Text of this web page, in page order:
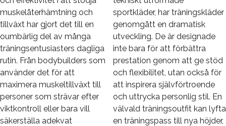
muskelåterhämtning och
tillväxt har gjort det till en
oumbärlig del av många
träningsentusiasters dagliga
rutin. Från bodybuilders som
använder det för att
maximera muskeltillväxt till
personer som strävar efter
viktkontroll eller bara vill
säkerställa adekvat
sportkläder, har träningskläder
genomgått en dramatisk
utveckling. De är designade
inte bara för att förbättra
prestation genom att ge stöd
och flexibilitet, utan också för
att inspirera självförtroende
och uttrycka personlig stil. En
välvald träningsoutfit kan lyfta
en träningspass till nya höjder,